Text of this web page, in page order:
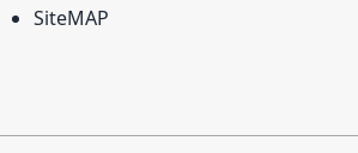
SiteMAP